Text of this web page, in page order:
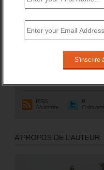
RESTEZ EN CONTACT
sur votre boite mail.
RSS
Souscrire
0
Followers
A PROPOS DE L’AUTEUR